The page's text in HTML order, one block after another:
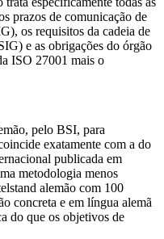
prazos de comunicação de
os requisitos da cadeia de
e as obrigações do órgão
ISO 27001 mais o
pelo BSI, para
exatamente com a do
publicada em
metodologia menos
alemão com 100
concreta e em língua alemã
do que os objetivos de